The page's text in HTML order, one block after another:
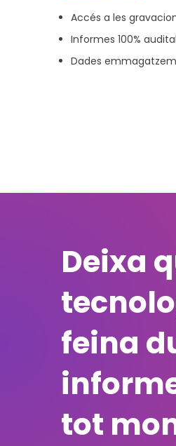
Accés a les
Informes 100%
Dades
Deixa
feina
tot